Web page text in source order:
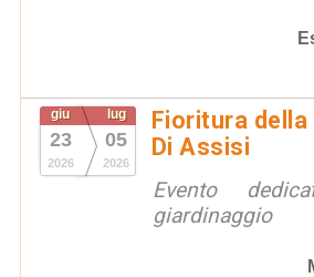
giu
23
2026
lug
05
2026
Fioritura
Di Assisi
Evento
giardinaggio